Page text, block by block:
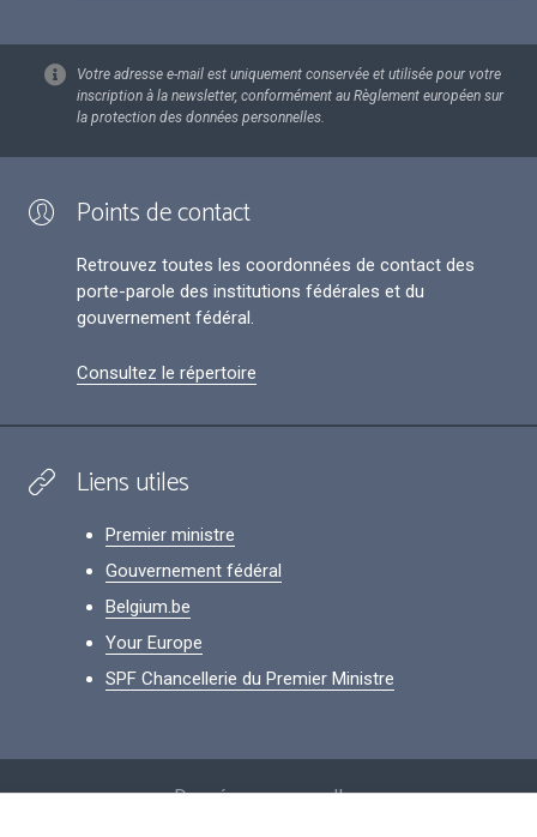
Votre adresse e-mail est uniquement conservée et utilisée pour votre
inscription à la newsletter, conformément au Règlement européen sur
la protection des données personnelles.
Points de contact
Retrouvez toutes les coordonnées de contact des
porte-parole des institutions fédérales et du
gouvernement fédéral.
Consultez le répertoire
Liens utiles
Premier ministre
Gouvernement fédéral
Belgium.be
Your Europe
SPF Chancellerie du Premier Ministre
Données personnelles